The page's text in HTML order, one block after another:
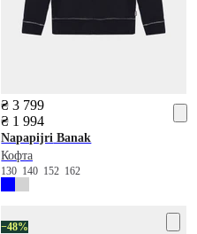
₴ 3 799
₴ 1 994
Napapijri Banak
Кофта
130 140 152 162
−48%